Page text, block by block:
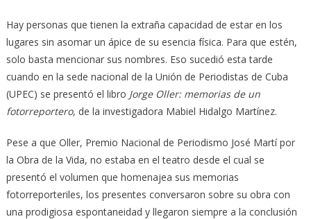
Hay personas que tienen la extraña capacidad de estar en los
lugares sin asomar un ápice de su esencia física. Para que estén,
solo basta mencionar sus nombres. Eso sucedió esta tarde
cuando en la sede nacional de la Unión de Periodistas de Cuba
(UPEC) se presentó el libro Jorge Oller: memorias de un
fotorreportero, de la investigadora Mabiel Hidalgo Martínez.
Pese a que Oller, Premio Nacional de Periodismo José Martí por
la Obra de la Vida, no estaba en el teatro desde el cual se
presentó el volumen que homenajea sus memorias
fotorreporteriles, los presentes conversaron sobre su obra con
una prodigiosa espontaneidad y llegaron siempre a la conclusión